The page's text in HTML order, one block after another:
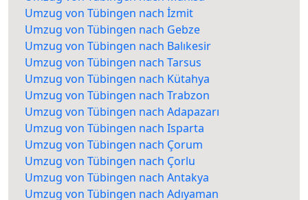
Umzug von Tübingen nach İzmit
Umzug von Tübingen nach Gebze
Umzug von Tübingen nach Balıkesir
Umzug von Tübingen nach Tarsus
Umzug von Tübingen nach Kütahya
Umzug von Tübingen nach Trabzon
Umzug von Tübingen nach Adapazarı
Umzug von Tübingen nach Isparta
Umzug von Tübingen nach Çorum
Umzug von Tübingen nach Çorlu
Umzug von Tübingen nach Antakya
Umzug von Tübingen nach Adıyaman